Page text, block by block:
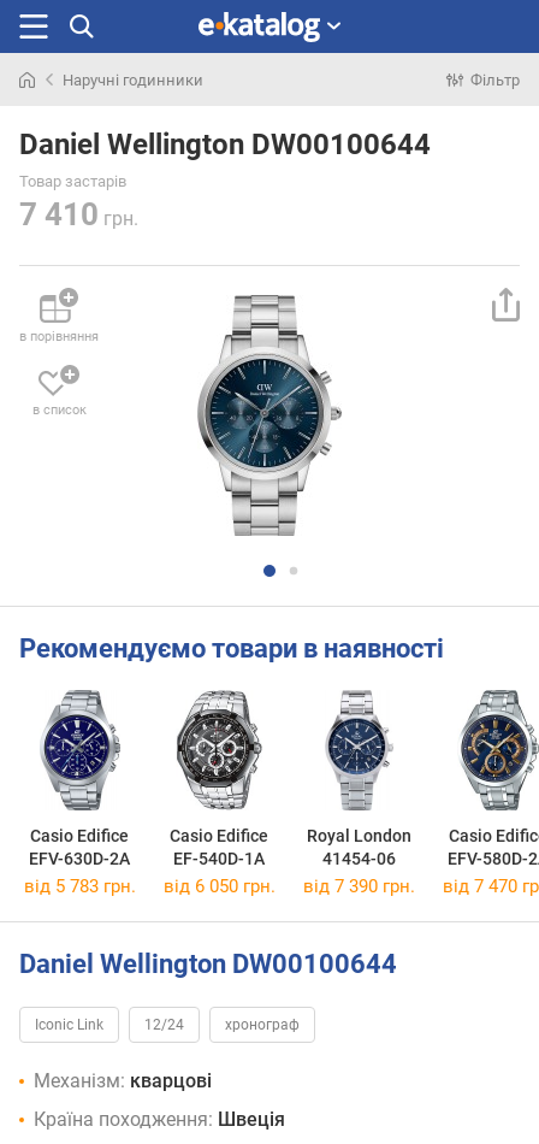
раніше
Наручні годинники Фільтр
Daniel Wellington DW00100644
Товар застарів
7 410 грн.
в порівняння
в список
Рекомендуємо товари в наявності
Casio Edifice
EFV-630D-2A
Casio Edifice
EF-540D-1A
Royal London
41454-06
Casio
EFV-580D-
від 5 783 грн. від 6 050 грн. від 7 390 грн. від 7 470
Daniel Wellington DW00100644
Iconic Link 12/24 хронограф
Механізм: кварцові
Країна походження: Швеція